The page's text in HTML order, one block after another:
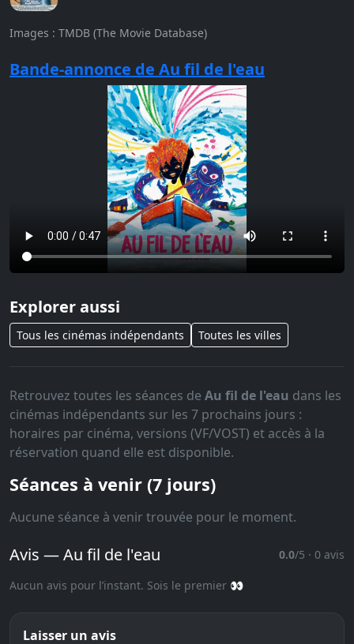
Images : TMDB (The Movie Database)
Bande-annonce de Au fil de l'eau
Explorer aussi
Tous les cinémas indépendants Toutes les villes
Retrouvez toutes les séances de Au fil de l'eau dans les
cinémas indépendants sur les 7 prochains jours :
horaires par cinéma, versions (VF/VOST) et accès à la
réservation quand elle est disponible.
Séances à venir (7 jours)
Aucune séance à venir trouvée pour le moment.
Avis — Au fil de l'eau 0.0/5 · 0 avis
Aucun avis pour l’instant. Sois le premier 👀
Laisser un avis